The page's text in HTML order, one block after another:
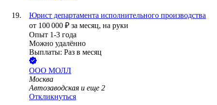
Юрист департамента исполнительного производства
от 100 000 ₽ за месяц, на руки
Опыт 1-3 года
Можно удалённо
Выплаты: Раз в месяц
ООО МОЛЛ
Москва
Автозаводская и еще 2
Откликнуться